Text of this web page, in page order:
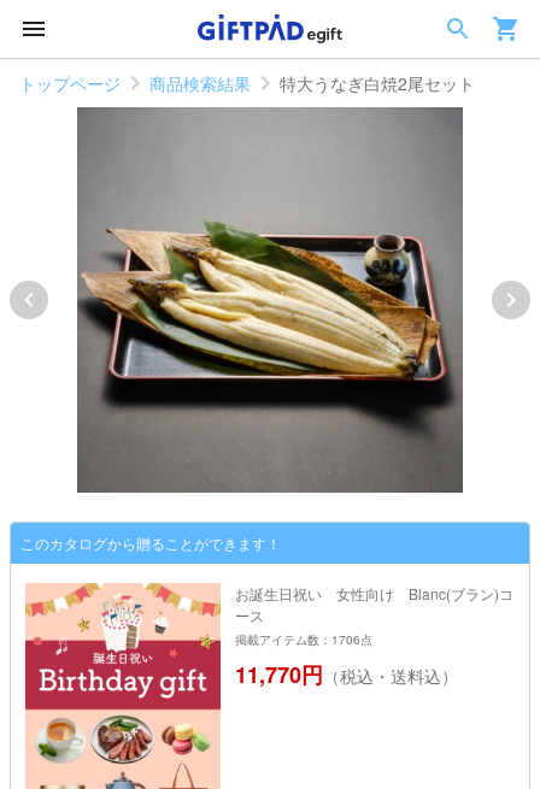
トップページ 商品検索結果 特大うなぎ白焼2尾セット
このカタログから贈ることができます！
お誕生日祝い 女性向け Blanc(ブラン)コ
ース
掲載アイテム数：1706点
11,770円 （税込・送料込）